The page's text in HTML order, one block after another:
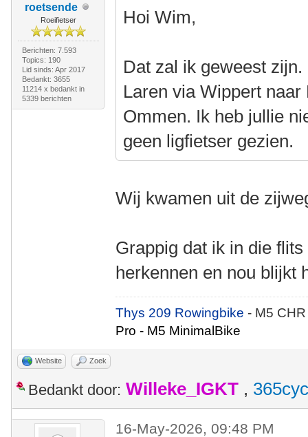
roetsende
Roeifietser
Berichten: 7.593
Topics: 190
Lid sinds: Apr 2017
Bedankt: 3655
11214 x bedankt in
5339 berichten
Hoi Wim,
Dat zal ik geweest
Laren via Wippert
Ommen. Ik heb jullie
geen ligfietser gezien.
Wij kwamen uit de
Grappig dat ik in die
herkennen en nou
Thys 209 Rowingbike- M5
Pro - M5 MinimalBike
Website Zoek
Bedankt door: Willeke_IGKT ,
16-May-2026, 09:48 PM